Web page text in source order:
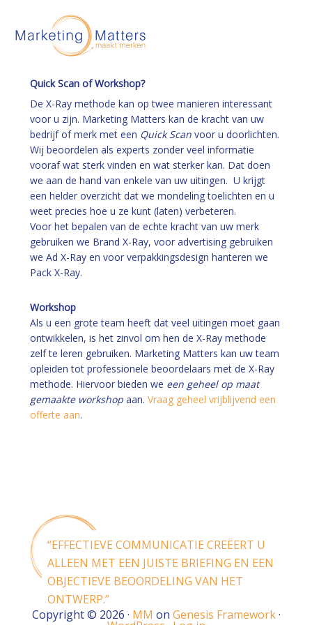
Quick Scan of Workshop?
De X-Ray methode kan op twee manieren interessant
voor u zijn. Marketing Matters kan de kracht van uw
bedrijf of merk met een Quick Scan voor u doorlichten.
Wij beoordelen als experts zonder veel informatie
vooraf wat sterk vinden en wat sterker kan. Dat doen
we aan de hand van enkele van uw uitingen. U krijgt
een helder overzicht dat we mondeling toelichten en u
weet precies hoe u ze kunt (laten) verbeteren.
Voor het bepalen van de echte kracht van uw merk
gebruiken we Brand X-Ray, voor advertising gebruiken
we Ad X-Ray en voor verpakkingsdesign hanteren we
Pack X-Ray.
Workshop
Als u een grote team heeft dat veel uitingen moet gaan
ontwikkelen, is het zinvol om hen de X-Ray methode
zelf te leren gebruiken. Marketing Matters kan uw team
opleiden tot professionele beoordelaars met de X-Ray
methode. Hiervoor bieden we een geheel op maat
gemaakte workshop aan. Vraag geheel vrijblijvend een
offerte aan.
“EFFECTIEVE COMMUNICATIE CREËERT U
ALLEEN MET EEN JUISTE BRIEFING EN EEN
OBJECTIEVE BEOORDELING VAN HET
ONTWERP.”
Copyright © 2026 · MM on Genesis Framework·